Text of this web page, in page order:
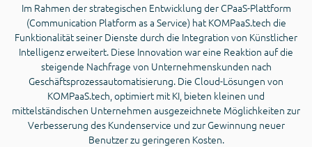
Im Rahmen der strategischen Entwicklung der CPaaS-Plattform
(Communication Platform as a Service) hat KOMPaaS.tech die
Funktionalität seiner Dienste durch die Integration von Künstlicher
Intelligenz erweitert. Diese Innovation war eine Reaktion auf die
steigende Nachfrage von Unternehmenskunden nach
Geschäftsprozessautomatisierung. Die Cloud-Lösungen von
KOMPaaS.tech, optimiert mit KI, bieten kleinen und
mittelständischen Unternehmen ausgezeichnete Möglichkeiten zur
Verbesserung des Kundenservice und zur Gewinnung neuer
Benutzer zu geringeren Kosten.